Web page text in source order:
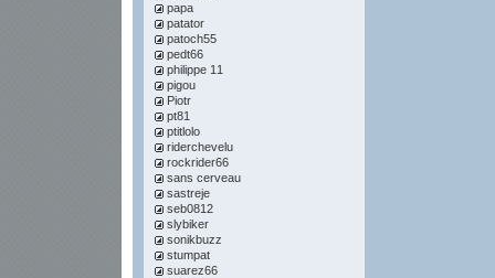
papa
patator
patoch55
pedt66
philippe 11
pigou
Piotr
pt81
ptitlolo
riderchevelu
rockrider66
sans cerveau
sastreje
seb0812
slybiker
sonikbuzz
stumpat
suarez66